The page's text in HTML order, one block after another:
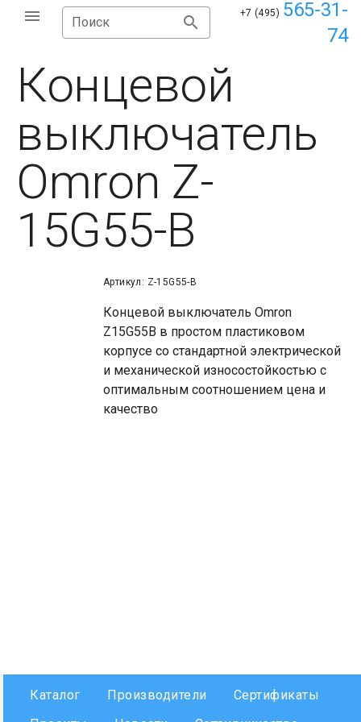
Поиск
+7 (495) 565-31-
74
Концевой
выключатель
Omron Z-
15G55-B
Артикул: Z-15G55-B
Концевой выключатель Omron
Z15G55B в простом пластиковом
корпусе со стандартной электрической
и механической износостойкостью с
оптимальным соотношением цена и
качество
Каталог Производители
Сертификаты